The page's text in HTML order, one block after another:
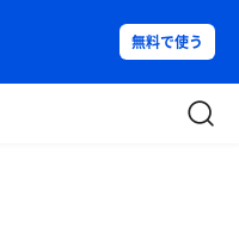
無料で使う